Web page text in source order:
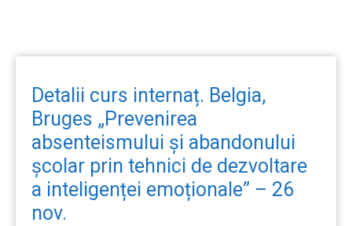
Detalii curs internaț. Belgia,
Bruges „Prevenirea
absenteismului și abandonului
școlar prin tehnici de dezvoltare
a inteligenței emoționale” – 26
nov.